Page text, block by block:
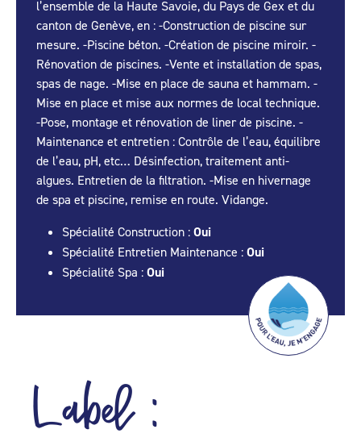
l’ensemble de la Haute Savoie, du Pays de Gex et du
canton de Genève, en : -Construction de piscine sur
mesure. -Piscine béton. -Création de piscine miroir. -
Rénovation de piscines. -Vente et installation de spas,
spas de nage. -Mise en place de sauna et hammam. -
Mise en place et mise aux normes de local technique.
-Pose, montage et rénovation de liner de piscine. -
Maintenance et entretien : Contrôle de l’eau, équilibre
de l’eau, pH, etc… Désinfection, traitement anti-
algues. Entretien de la filtration. -Mise en hivernage
de spa et piscine, remise en route. Vidange.
Spécialité Construction : Oui
Spécialité Entretien Maintenance : Oui
Spécialité Spa : Oui
Label :